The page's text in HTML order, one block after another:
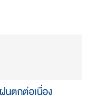
นตกต่อเนื่อง